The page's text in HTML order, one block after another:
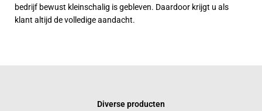
bedrijf bewust kleinschalig is gebleven. Daardoor krijgt u als
klant altijd de volledige aandacht.
Diverse producten